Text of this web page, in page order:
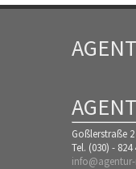
Goßlerstraße 2
Tel. (030) - 824